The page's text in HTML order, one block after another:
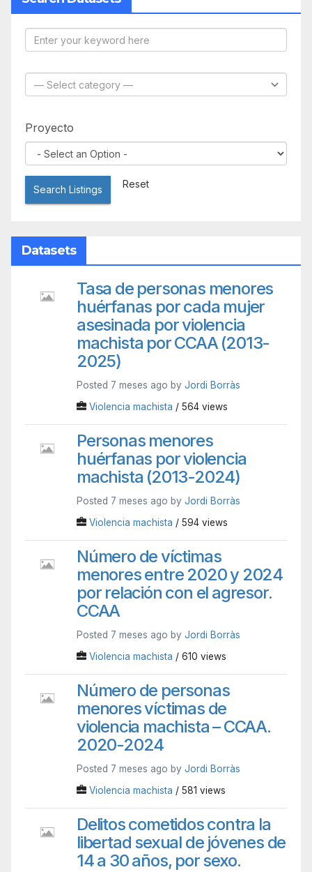
Proyecto
Search Listings Reset
Datasets
Tasa de personas menores
huérfanas por cada mujer
asesinada por violencia
machista por CCAA (2013-
2025)
Posted 7 meses ago by Jordi Borràs
Violencia machista / 564 views
Personas menores
huérfanas por violencia
machista (2013-2024)
Posted 7 meses ago by Jordi Borràs
Violencia machista / 594 views
Número de víctimas
menores entre 2020 y 2024
por relación con el agresor.
CCAA
Posted 7 meses ago by Jordi Borràs
Violencia machista / 610 views
Número de personas
menores víctimas de
violencia machista – CCAA.
2020-2024
Posted 7 meses ago by Jordi Borràs
Violencia machista / 581 views
Delitos cometidos contra la
libertad sexual de jóvenes de
14 a 30 años, por sexo.